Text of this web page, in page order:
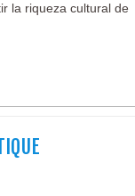
la riqueza cultural de